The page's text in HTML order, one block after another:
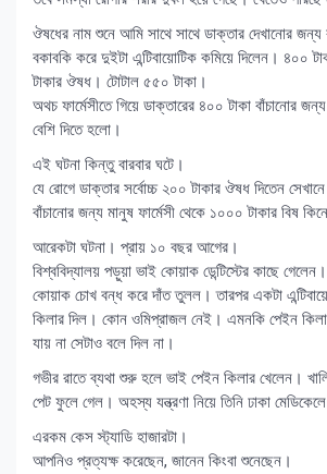
ঔষধের নাম শুনে আমি সাথে সাথে ডাক্তার দেখানোর
বকাবকি করে দুইটা এন্টিবায়োটিক কমিয়ে দিলেন। ৪০০
টাকার ঔষধ। টোটাল ৫৫০ টাকা।
অথচ ফার্মেসীতে গিয়ে ডাক্তারের ৪০০ টাকা বাঁচানোর
বেশি দিতে হলো।
এই ঘটনা কিন্তু বারবার ঘটে।
যে রোগে ডাক্তার সর্বোচ্চ ২০০ টাকার ঔষধ দিতেন
বাঁচানোর জন্য মানুষ ফার্মেসী থেকে ১০০০ টাকার বিষ
আরেকটা ঘটনা। প্রায় ১০ বছর আগের।
বিশ্ববিদ্যালয় পড়ুয়া ভাই কোয়াক ডেন্টিস্টের কাছে গেলেন।
কোয়াক চোখ বন্ধ করে দাঁত তুলল। তারপর একটা
কিলার দিল। কোন ওমিপ্রাজল নেই। এমনকি পেইন কিলার
যায় না সেটাও বলে দিল না।
গভীর রাতে ব্যথা শুরু হলে ভাই পেইন কিলার খেলেন।
পেট ফুলে গেল। অহস্য যন্ত্রণা নিয়ে তিনি ঢাকা
এরকম কেস স্ট্যাডি হাজারটা।
আপনিও প্রত্যক্ষ করেছেন, জানেন কিংবা শুনেছেন।